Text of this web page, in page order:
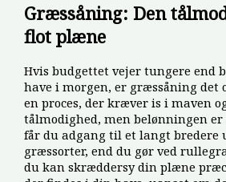
Græssåning: Den
flot plæne
Hvis budgettet vejer tungere end
have i morgen, er græssåning det
en proces, der kræver is i maven
tålmodighed, men belønningen er
får du adgang til et langt bredere
græssorter, end du gør ved
du kan skræddersy din plæne